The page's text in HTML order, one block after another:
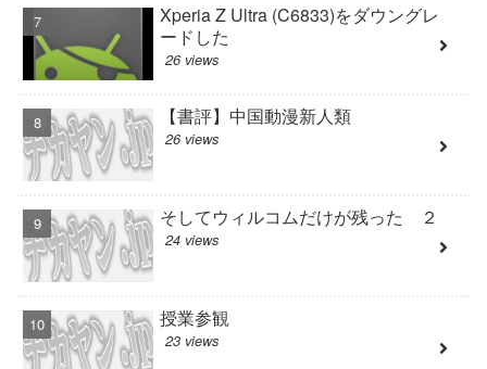
Xperia Z Ultra (C6833)をダウングレ
ードした
26 views
【書評】中国動漫新人類
26 views
そしてウィルコムだけが残った ２
24 views
授業参観
23 views